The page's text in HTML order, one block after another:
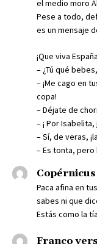
el medio moro
Pese a todo,
es un mensaje
¡Que viva
– ¿Tú qué
– ¡Me cago en
copa!
– Déjate de
– ¡ Por Isabelita,
– Sí, de veras,
– Es tonta, pero
Copérnicus
Paca afina en
sabes ni que
Estás como la
Franco